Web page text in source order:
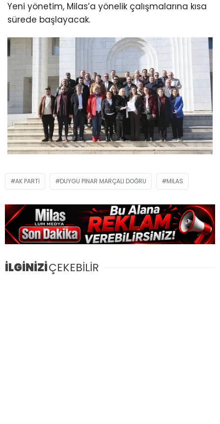
Yeni yönetim, Milas’a yönelik çalışmalarına kısa
sürede başlayacak.
AK PARTI DUYGU PINAR MARÇALI DOĞRU MILAS
İLGİNİZİÇEKEBİLİR